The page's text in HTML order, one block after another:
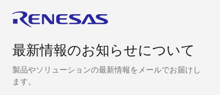
最新情報のお知らせについて
製品やソリューションの最新情報をメールでお届けし
ます。